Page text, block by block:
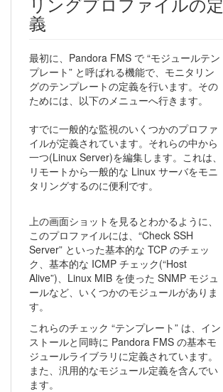
義
最初に、Pandora FMS で “モジュールテン
プレート” と呼ばれる機能で、モニタリン
グのテンプレートの定義を行います。その
ためには、以下のメニューへ行きます。
すでに一般的な監視のいくつかのプロファ
イルが定義されています。それらの中から
一つ(Linux Server)を編集します。これは、
リモートから一般的な Linux サーバをモニ
タリングするのに便利です。
上の画面ショットを見るとわかるように、
このプロファイルには、“Check SSH
Server” といった基本的な TCP のチェッ
ク、基本的な ICMP チェック(“Host
Alive”)、Linux MIB を使った SNMP モジュ
ールなど、いくつかのモジュールがありま
す。
これらのチェック “テンプレート” は、イン
ストールと同時に Pandora FMS の基本モ
ジュールライブラリに定義されています。
また、汎用的なモジュール定義を含んでい
ます。